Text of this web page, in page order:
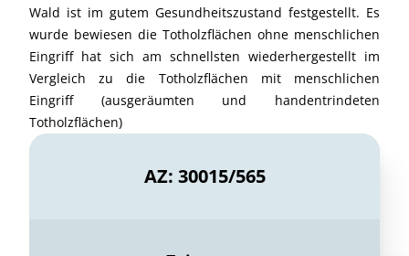
Wald ist im gutem Gesundheitszustand festgestellt. Es
wurde bewiesen die Totholzflächen ohne menschlichen
Eingriff hat sich am schnellsten wiederhergestellt im
Vergleich zu die Totholzflächen mit menschlichen
Eingriff (ausgeräumten und handentrindeten
Totholzflächen)
AZ: 30015/565